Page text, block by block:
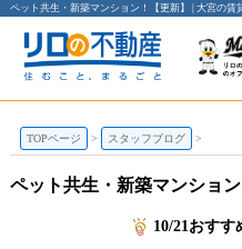
ペット共生・新築マンション！【更新】 | 大宮の
TOPページ スタッフブログ
ペット共生・新築マンション
10/21おす